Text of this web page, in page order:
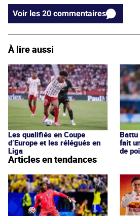
Voir les 20 commentaires
À lire aussi
Les qualifiés en Coupe
d’Europe et les rélégués en
Liga
Battu
fait
de
Articles en tendances